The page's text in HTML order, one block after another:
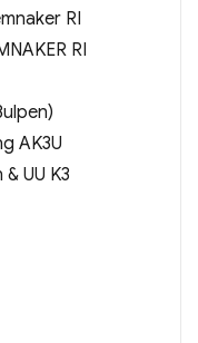
RI
RI
AK3U
UU K3